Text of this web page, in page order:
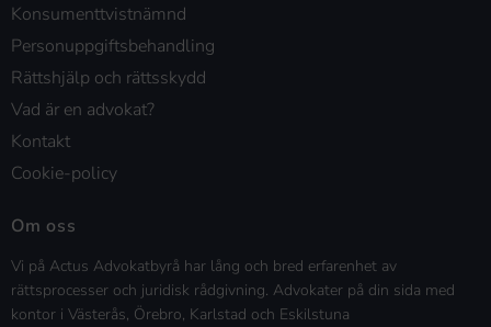
Konsumenttvistnämnd
Personuppgiftsbehandling
Rättshjälp och rättsskydd
Vad är en advokat?
Kontakt
Cookie-policy
Om oss
Vi på Actus Advokatbyrå har lång och bred erfarenhet av
rättsprocesser och juridisk rådgivning. Advokater på din sida med
kontor i Västerås, Örebro, Karlstad och Eskilstuna